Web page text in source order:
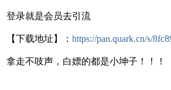
登录就是会员去引流
【下载地址】： https://pan.quark.cn/s/
拿走不吱声，白嫖的都是小坤子！！！